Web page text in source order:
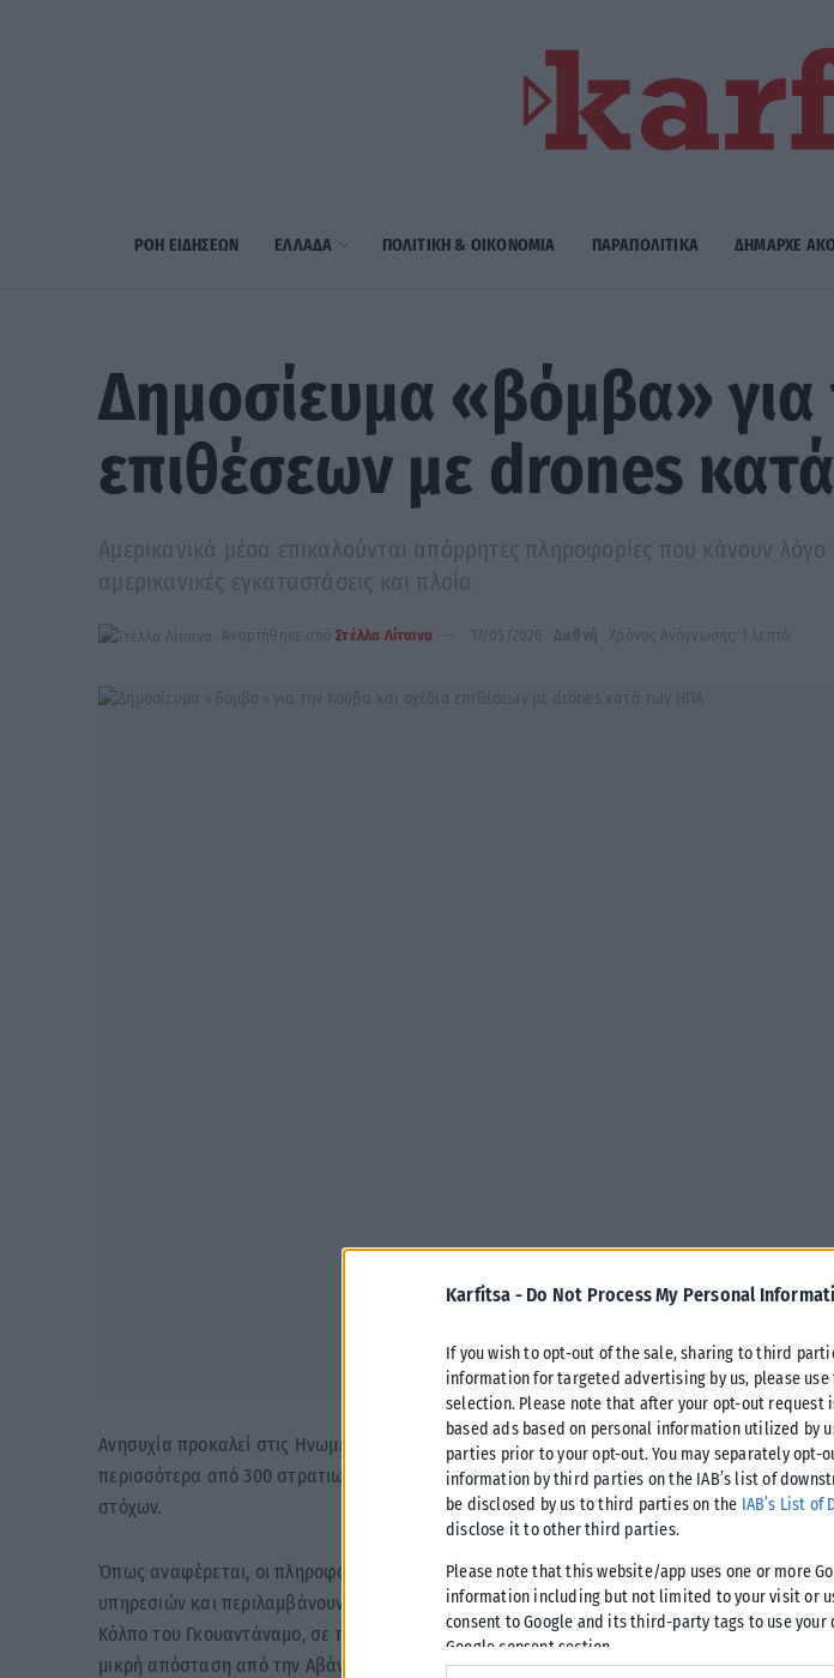
Karfitsa - Do Not Process My Personal
If you wish to opt-out of the sale, sharing to third
information for targeted advertising by us, please
selection. Please note that after your opt-out request
based ads based on personal information utilized by
parties prior to your opt-out. You may separately
information by third parties on the IAB’s list of
be disclosed by us to third parties on the IAB’s List
disclose it to other third parties.
Please note that this website/app uses one or more
information including but not limited to your visit or
consent to Google and its third-party tags to use
Google consent section.
ΡΟΗ ΕΙΔΗΣΕΩΝ ΕΛΛΑΔΑ ΠΟΛΙΤΙΚΗ & ΟΙΚΟΝΟΜΙΑ ΠΑΡΑΠΟΛΙΤΙΚΑ ΔΗΜΑΡΧE
Δημοσίευμα «βόμβα» για
επιθέσεων με drones
Αμερικανικά μέσα επικαλούνται απόρρητες πληροφορίες που κάνουν
αμερικανικές εγκαταστάσεις και πλοία
Αναρτήθηκε από Στέλλα Λίταινα 17/05/2026 Διεθνή Χρόνος Ανάγνωσης: 1 λεπτό
Ανησυχία προκαλεί στις Ηνωμένες Πολιτείες δημοσίευμα του Axios, σύμφωνα με το οποίο η
περισσότερα από 300 στρατιωτικά drones και εξετάζει πιθανά σενάρια χρήσης τους
στόχων.
Όπως αναφέρεται, οι πληροφορίες προέρχονται από διαβαθμισμένα στοιχεία των
υπηρεσιών και περιλαμβάνουν συζητήσεις γύρω από ενδεχόμενες επιθέσεις στην
Κόλπο του Γκουαντάναμο, σε πολεμικά πλοία των ΗΠΑ, αλλά και στην περιοχή του Κι
μικρή απόσταση από την Αβάνα.